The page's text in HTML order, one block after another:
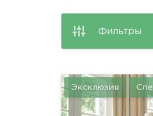
Фильтры
Эксклюзив